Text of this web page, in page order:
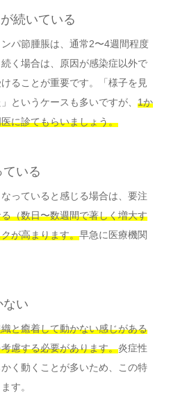
続いている
パ節腫脹は、通常2〜4週間程度
く場合は、原因が感染症以外で
ることが重要です。「様子を見
というケースも多いですが、 1か
に診てもらいましょう。
いる
っていると感じる場合は、要注
（数日〜数週間で著しく増大す
が高まります。早急に医療機関
ない
と癒着して動かない感じがある
慮する必要があります。炎症性
く動くことが多いため、この特
す。